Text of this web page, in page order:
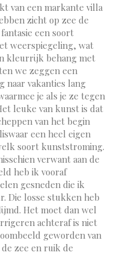
van een markante villa
zicht op zee de
een soort
weerspiegeling, wat
kleurrijk behang met
we zeggen een
naar vakanties lang
je als je ze tegen
leuke van kunst is dat
van het begin
een heel eigen
soort kunststroming.
verwant aan de
heb ik vooraf
gesneden die ik
Die losse stukken heb
Het moet dan wel
achteraf is niet
geworden van
zee en ruik de